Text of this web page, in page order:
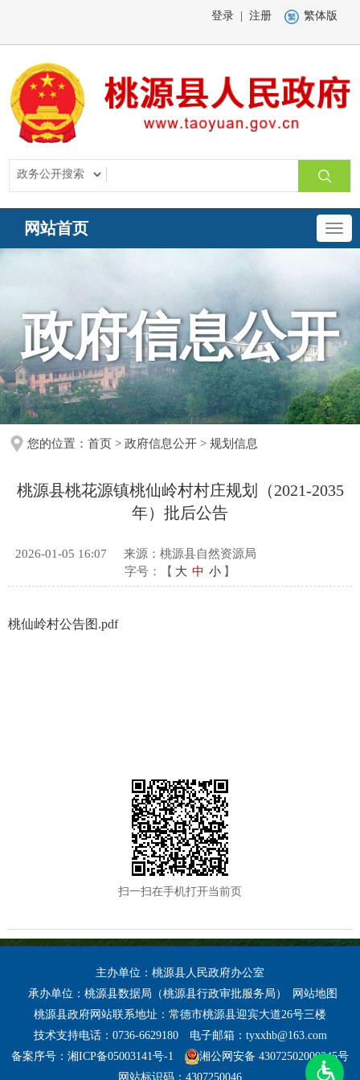
登录 注册 繁体版
网站首页
政府信息公开
您的位置： 首页 > 政府信息公开 > 规划信息
桃源县桃花源镇桃仙岭村村庄规划（2021-2035
年）批后公告
2026-01-05 16:07
来源：桃源县自然资源局
字号：【 大 中 小 】
桃仙岭村公告图.pdf
扫一扫在手机打开当前页
主办单位：桃源县人民政府办公室
承办单位：桃源县数据局（桃源县行政审批服务局）
网站地图
桃源县政府网站联系地址：常德市桃源县迎宾大道26号三楼
技术支持电话：0736-6629180
电子邮箱：tyxxhb@163.com
备案序号：湘ICP备05003141号-1
湘公网安备 43072502000245号
网站标识码：4307250046